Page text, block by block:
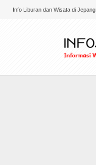
Info Liburan dan Wisata di Jepang